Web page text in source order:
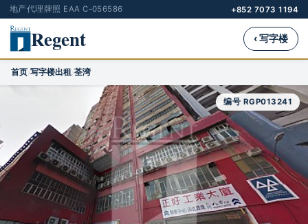
地产代理牌照 EAA C-056586 +852 7073 1194
Regent ‹ 写字楼
首页›写字楼出租›荃湾
编号 RGP013241